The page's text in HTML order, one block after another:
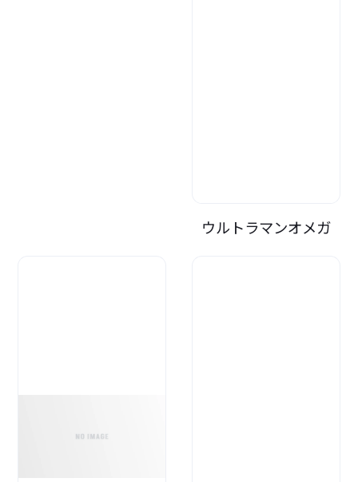
ウルトラマンオメガ